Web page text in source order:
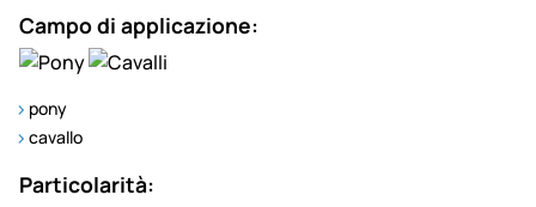
Campo di applicazione:
pony
cavallo
Particolarità: